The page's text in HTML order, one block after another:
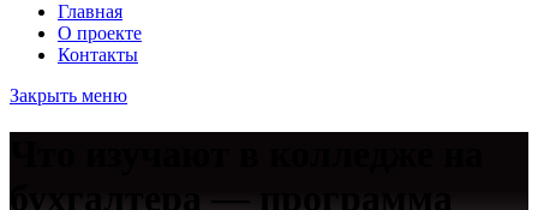
Главная
О проекте
Контакты
Закрыть меню
бухгалтера — программа